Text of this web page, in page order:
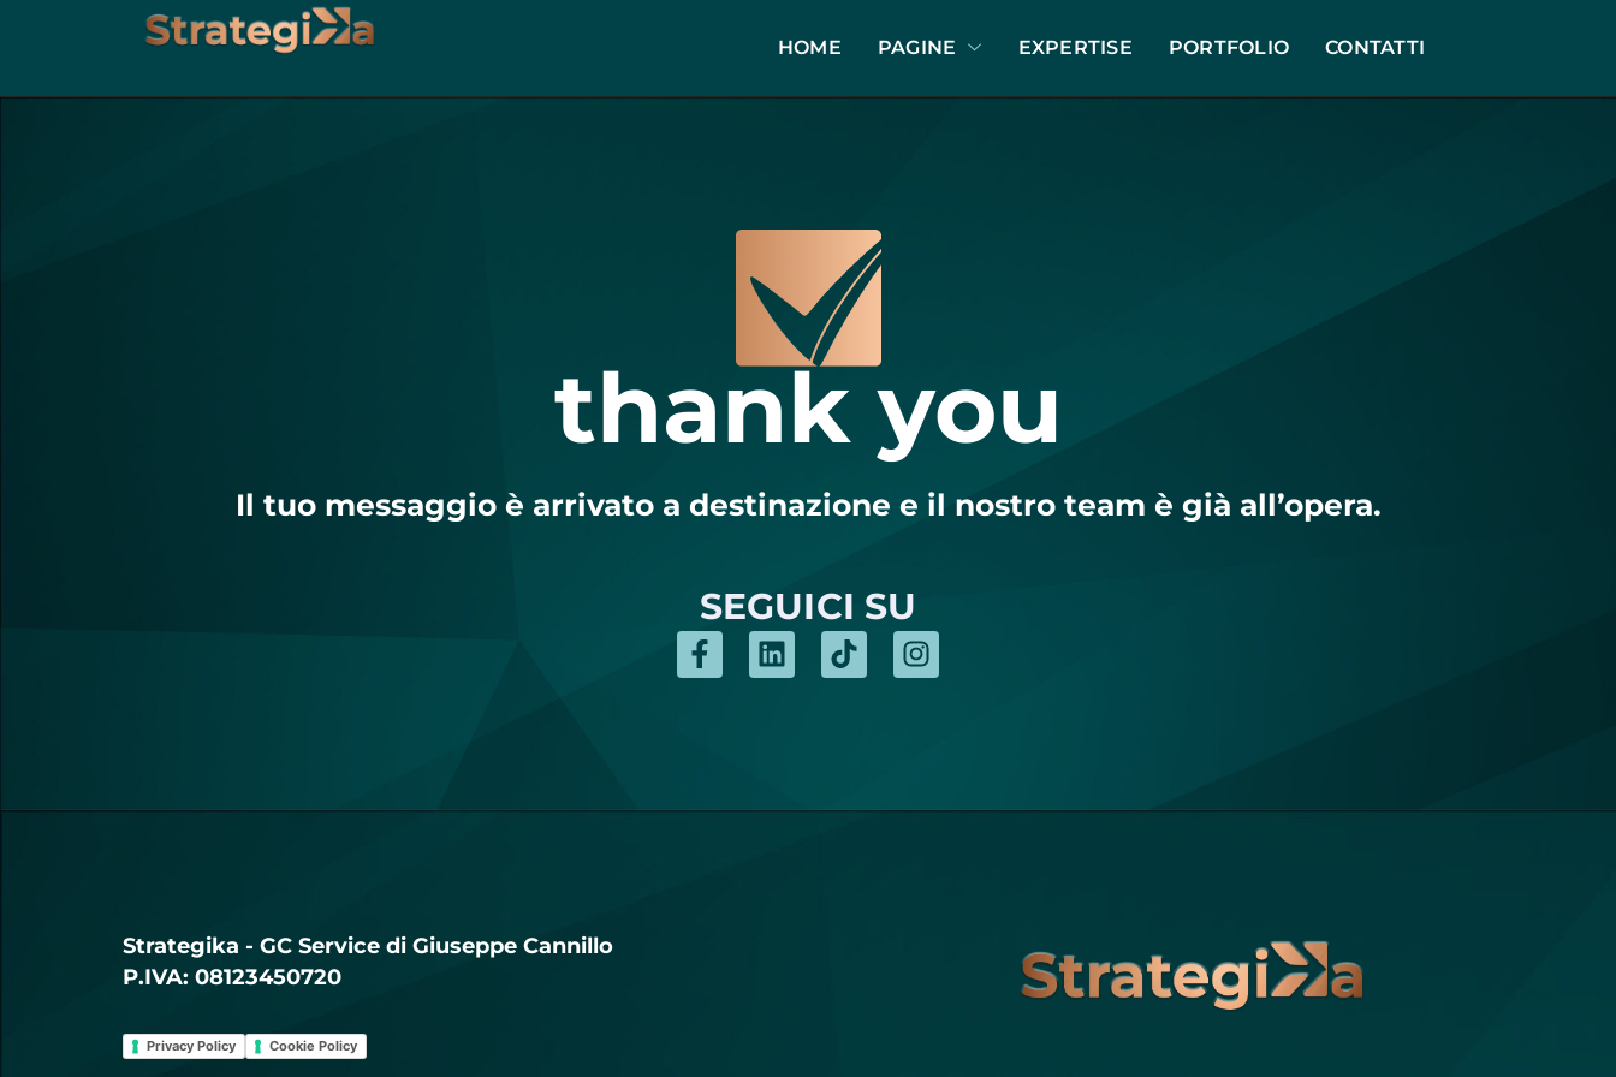
HOME PAGINE EXPERTISE PORTFOLIO CONTATTI
thank you
Il tuo messaggio è arrivato a destinazione e il nostro team è già all’opera.
SEGUICI SU
Strategika - GC Service di Giuseppe Cannillo
P.IVA: 08123450720
Privacy Policy Cookie Policy